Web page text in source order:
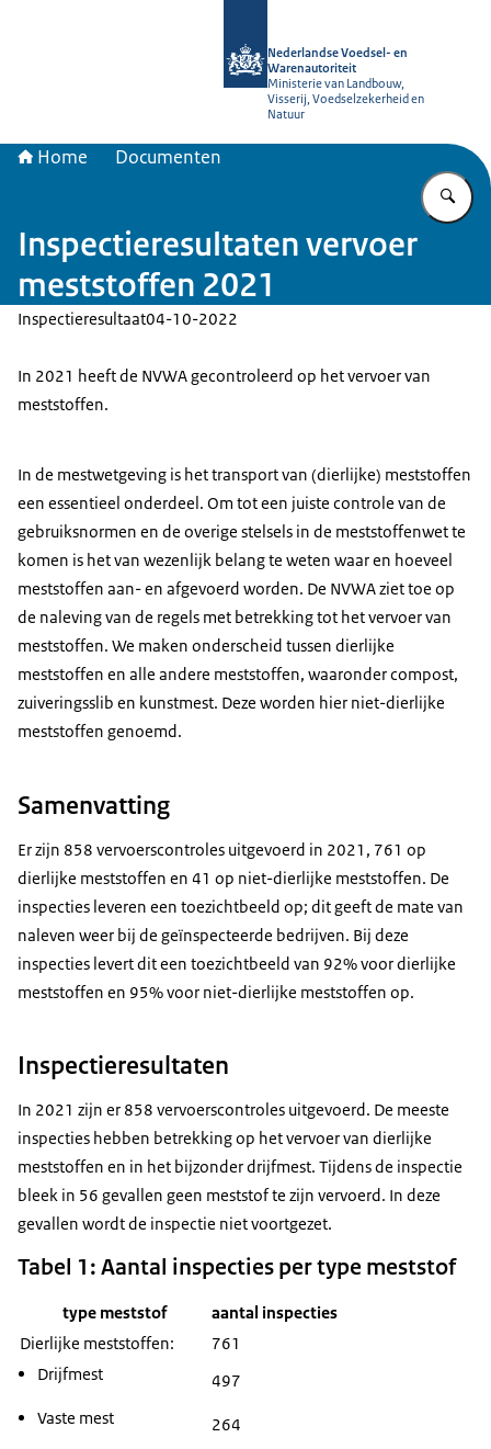
Nederlandse Voedsel- en
Warenautoriteit
Ministerie van Landbouw,
Visserij, Voedselzekerheid en
Natuur
Home Documenten
Inspectieresultaten vervoer
meststoffen 2021
Inspectieresultaat04-10-2022
In 2021 heeft de NVWA gecontroleerd op het vervoer van
meststoffen.
In de mestwetgeving is het transport van (dierlijke) meststoffen
een essentieel onderdeel. Om tot een juiste controle van de
gebruiksnormen en de overige stelsels in de meststoffenwet te
komen is het van wezenlijk belang te weten waar en hoeveel
meststoffen aan- en afgevoerd worden. De NVWA ziet toe op
de naleving van de regels met betrekking tot het vervoer van
meststoffen. We maken onderscheid tussen dierlijke
meststoffen en alle andere meststoffen, waaronder compost,
zuiveringsslib en kunstmest. Deze worden hier niet-dierlijke
meststoffen genoemd.
Samenvatting
Er zijn 858 vervoerscontroles uitgevoerd in 2021, 761 op
dierlijke meststoffen en 41 op niet-dierlijke meststoffen. De
inspecties leveren een toezichtbeeld op; dit geeft de mate van
naleven weer bij de geïnspecteerde bedrijven. Bij deze
inspecties levert dit een toezichtbeeld van 92% voor dierlijke
meststoffen en 95% voor niet-dierlijke meststoffen op.
Inspectieresultaten
In 2021 zijn er 858 vervoerscontroles uitgevoerd. De meeste
inspecties hebben betrekking op het vervoer van dierlijke
meststoffen en in het bijzonder drijfmest. Tijdens de inspectie
bleek in 56 gevallen geen meststof te zijn vervoerd. In deze
gevallen wordt de inspectie niet voortgezet.
Tabel 1: Aantal inspecties per type meststof
type meststof
aantal inspecties
Dierlijke meststoffen:
761
Drijfmest
497
Vaste mest
264